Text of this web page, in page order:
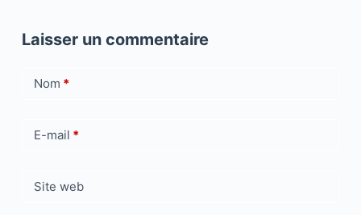
Laisser un commentaire
Nom *
E-mail *
Site web